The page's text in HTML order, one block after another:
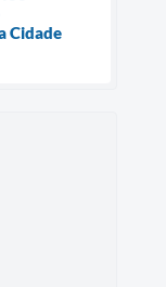
Cidade